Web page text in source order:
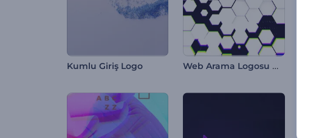
Kumlu Giriş Logo Web Arama Logosu Gösterimi